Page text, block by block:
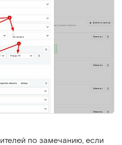
по замечанию, если